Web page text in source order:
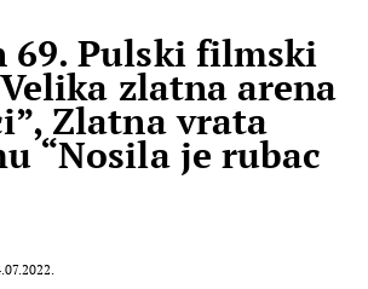
69. Pulski filmski
zlatna arena
Zlatna vrata
“Nosila je rubac